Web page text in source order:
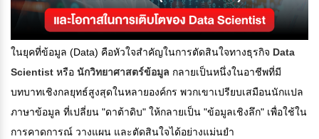
ในยุคที่ข้อมูล (Data) คือหัวใจสำคัญในการตัดสินใจทางธุรกิจ Data
Scientist หรือ นักวิทยาศาสตร์ข้อมูล กลายเป็นหนึ่งในอาชีพที่มี
บทบาทเชิงกลยุทธ์สูงสุดในหลายองค์กร พวกเขาเปรียบเสมือนนักแปล
ภาษาข้อมูล ที่เปลี่ยน "ดาต้าดิบ" ให้กลายเป็น "ข้อมูลเชิงลึก" เพื่อใช้ใน
การคาดการณ์ วางแผน และตัดสินใจได้อย่างแม่นยำ